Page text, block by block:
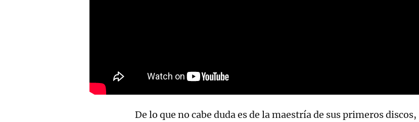
De lo que no cabe duda es de la maestría de sus primeros discos,